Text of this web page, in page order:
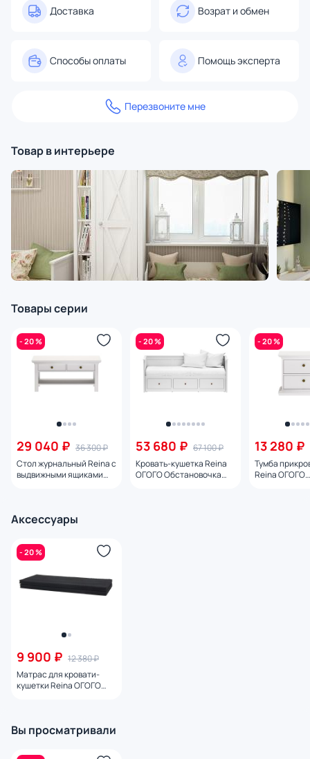
Доставка Возрат и обмен
Способы оплаты Помощь эксперта
Перезвоните мне
Товар в интерьере
Товары серии
- 20 %
29 040 ₽ 36 300 ₽
Стол журнальный Reina с
выдвижными ящиками
- 20 %
53 680 ₽ 67 100 ₽
Кровать-кушетка Reina
ОГОГО Обстановочка
- 20 %
13 280 ₽
Тумба
Reina ОГОГО
Аксессуары
- 20 %
9 900 ₽ 12 380 ₽
Матрас для кровати-
кушетки Reina ОГОГО
Вы просматривали